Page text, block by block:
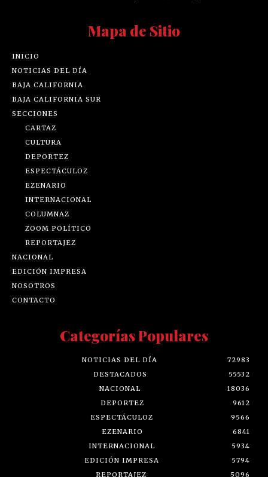
Mapa de Sitio
INICIO
NOTICIAS DEL DÍA
BAJA CALIFORNIA
BAJA CALIFORNIA SUR
SECCIONES
CARTAZ
CULTURA
DEPORTEZ
ESPECTÁCULOZ
EZENARIO
INTERNACIONAL
COLUMNAZ
ZOOM POLÍTICO
REPORTAJEZ
NACIONAL
EDICIÓN IMPRESA
NOSOTROS
CONTACTO
Categorías Populares
NOTICIAS DEL DÍA
72983
DESTACADOS
55532
NACIONAL
18036
DEPORTEZ
9612
ESPECTÁCULOZ
9566
EZENARIO
6841
INTERNACIONAL
5934
EDICIÓN IMPRESA
5794
REPORTAJEZ
5096